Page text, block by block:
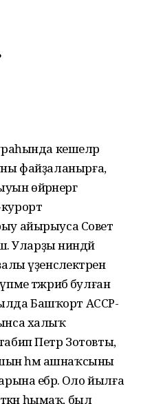
кешеләр
уны файҙаланырға,
өйрәнергә
айырыуса Совет
Уларҙы ниндәй
үҙенсәлектәрен
тәжрибә булған
Баш­ҡорт АССР-
халыҡ
Петр Зотовты,
һәм ашнаҡ­сыны
ебәрә. Оло йылға
һымаҡ, был